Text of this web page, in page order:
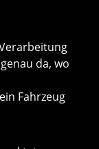
da, wo
Fahrzeug